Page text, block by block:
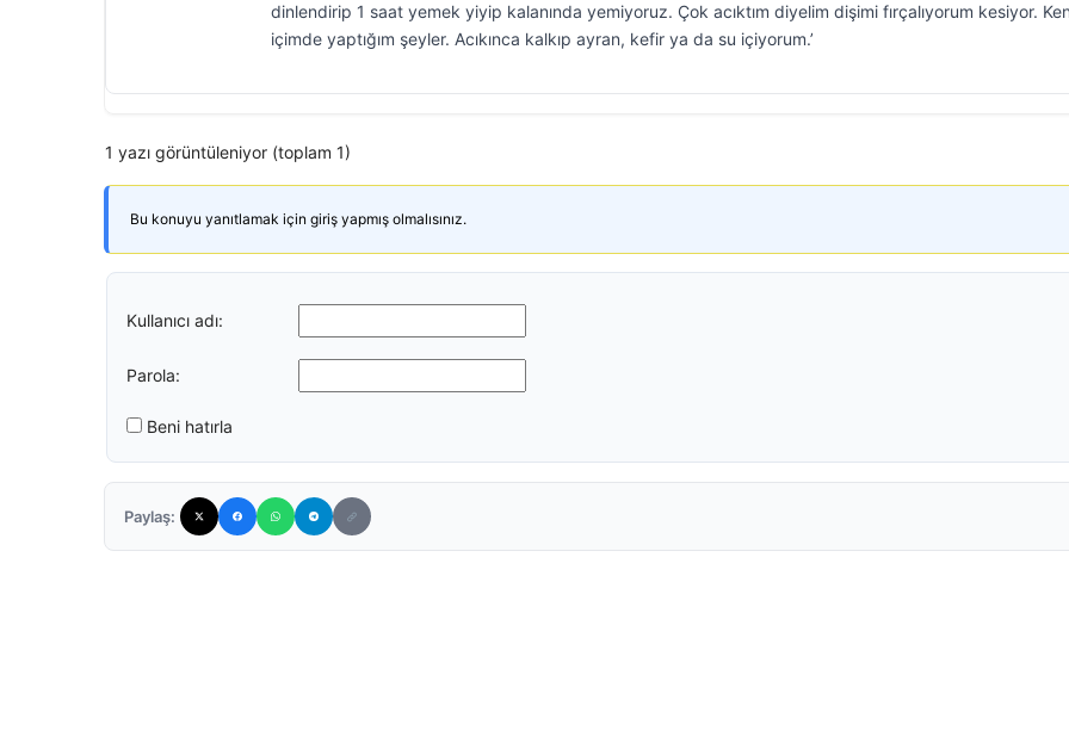
dinlendirip 1 saat yemek yiyip kalanında yemiyoruz. Çok acıktım diyelim dişimi fırçalıyorum kesiyor.
içimde yaptığım şeyler. Acıkınca kalkıp ayran, kefir ya da su içiyorum.’
1 yazı görüntüleniyor (toplam 1)
Bu konuyu yanıtlamak için giriş yapmış olmalısınız.
Kullanıcı adı:
Parola:
Beni hatırla
Paylaş: